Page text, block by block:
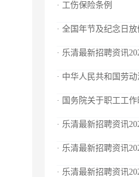
· 工伤保险条例
· 全国年节及纪念日
· 乐清最新招聘资讯
· 中华人民共和国劳动
· 国务院关于职工工
· 乐清最新招聘资讯
· 乐清最新招聘资讯
· 乐清最新招聘资讯